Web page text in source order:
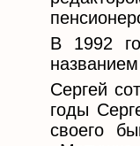
В 1992
Сергей
годы
своего